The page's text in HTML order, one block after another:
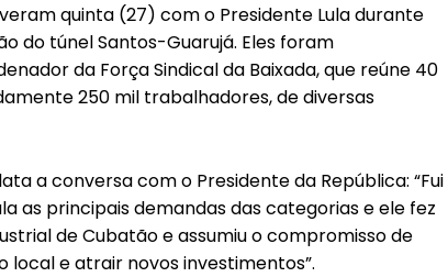
quinta (27) com o Presidente Lula durante
do túnel Santos-Guarujá. Eles foram
da Força Sindical da Baixada, que reúne 40
250 mil trabalhadores, de diversas
a conversa com o Presidente da República: “Fui
as principais demandas das categorias e ele fez
de Cubatão e assumiu o compromisso de
e atrair novos investimentos”.